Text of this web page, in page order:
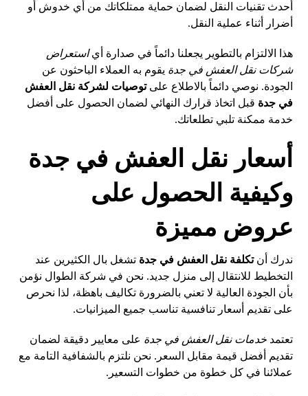
أحدث تقنيات النقل لضمان حماية ممتلكاتك من أي خدوش أو
أضرار أثناء عملية النقل.
هذا الالتزام بالتطوير يجعلنا دائماً في صدارة أياستعراض
شركات نقل العفش في جدة يقوم به العملاء الباحثون عن
الجودة. نوصي دائماً بالاطلاع علىتوصيات لشركة نقل العفش
في جدة قبل اتخاذ قرارك النهائي لضمان الحصول على أفضل
خدمة ممكنة تلبي تطلعاتك.
أسعار نقل العفش في جدة
وكيفية الحصول على
عروض مميزة
ندرك أنتكلفة نقل العفش في جدة تشغل بال الكثيرين عند
التخطيط للانتقال إلى منزل جديد. نحن في شركة الطوال نؤمن
بأن الجودة العالية لا تعني بالضرورة تكاليف باهظة، لذا نحرص
على تقديم أسعار تنافسية تناسب جميع الميزانيات.
تعتمدخدمات نقل العفش في جدة على معايير دقيقة لضمان
تقديم أفضل قيمة مقابل السعر. نحن نلتزم بالشفافية التامة مع
عملائنا في كل خطوة من خطوات التسعير.